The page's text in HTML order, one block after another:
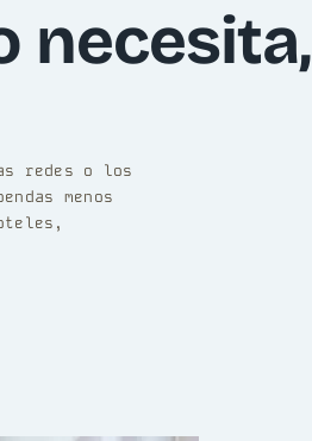
necesita,
redes o los
menos